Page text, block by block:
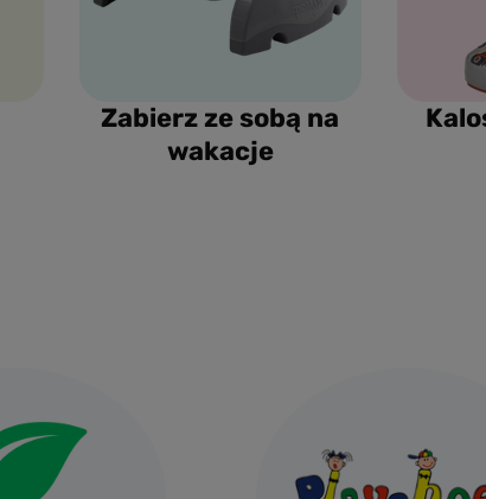
Zabierz ze sobą na
wakacje